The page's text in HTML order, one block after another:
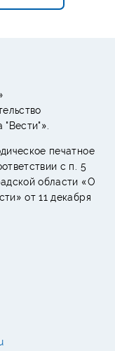
"Вести"».
печатное
с п. 5
области «О
от 11 декабря